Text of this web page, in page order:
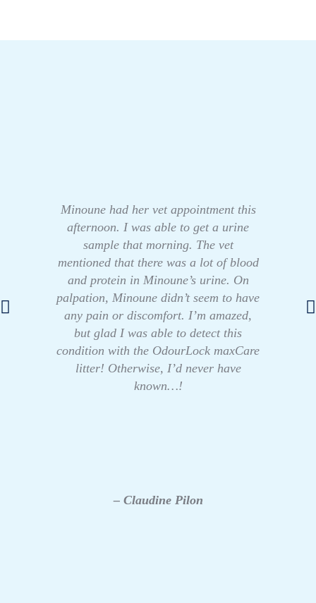
Minoune had her vet appointment this
afternoon. I was able to get a urine
sample that morning. The vet
mentioned that there was a lot of blood
and protein in Minoune’s urine. On
palpation, Minoune didn’t seem to have
any pain or discomfort. I’m amazed,
but glad I was able to detect this
condition with the OdourLock maxCare
litter! Otherwise, I’d never have
known…!
– Claudine Pilon